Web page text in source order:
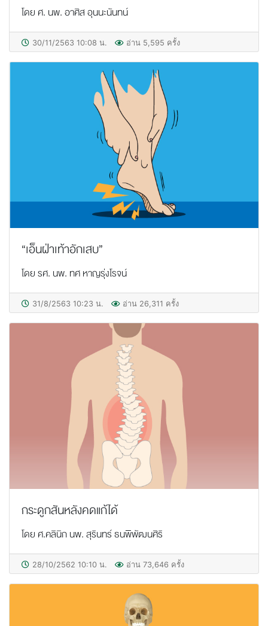
โดย ศ. นพ. อาศิส อุนนะนันทน์
30/11/2563 10:08 น. อ่าน 5,595 ครั้ง
“เอ็นฝ่าเท้าอักเสบ”
โดย รศ. นพ. ทศ หาญรุ่งโรจน์
31/8/2563 10:23 น. อ่าน 26,311 ครั้ง
กระดูกสันหลังคดแก้ได้
โดย ศ.คลินิก นพ. สุรินทร์ ธนพิพัฒนศิริ
28/10/2562 10:10 น. อ่าน 73,646 ครั้ง